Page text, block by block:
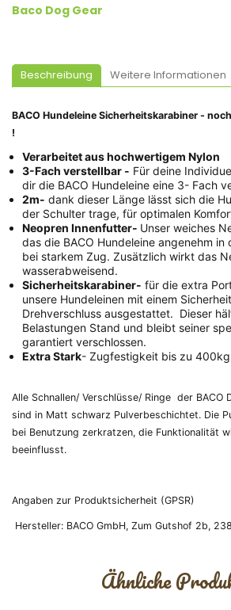
Baco Dog Gear
Beschreibung Weitere Informationen
BACO Hundeleine Sicherheitskarabiner -
!
Verarbeitet aus hochwertigem Nylon
3-Fach verstellbar - Für deine
dir die BACO Hundeleine eine 3- Fach
2m- dank dieser Länge lässt sich die
der Schulter trage, für optimalen
Neopren Innenfutter- Unser weiches
das die BACO Hundeleine angenehm
bei starkem Zug. Zusätzlich wirkt das
wasserabweisend.
Sicherheitskarabiner- für die extra
unsere Hundeleinen mit einem
Drehverschluss ausgestattet. Dieser
Belastungen Stand und bleibt seiner
garantiert verschlossen.
Extra Stark- Zugfestigkeit bis zu 400kg
Alle Schnallen/ Verschlüsse/ Ringe der BACO
sind in Matt schwarz Pulverbeschichtet. Die
bei Benutzung zerkratzen, die Funktionalität
beeinflusst.
Angaben zur Produktsicherheit (GPSR)
Hersteller: BACO GmbH, Zum Gutshof 2b,
Ähnliche